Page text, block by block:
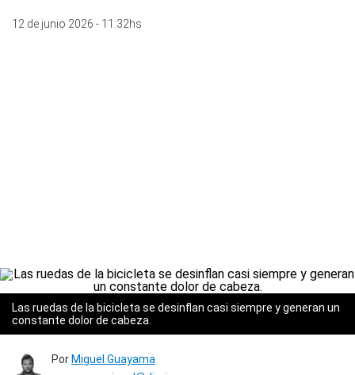
12 de junio 2026 - 11:32hs
Las ruedas de la bicicleta se desinflan casi siempre y generan un
constante dolor de cabeza.
Por Miguel Guayama